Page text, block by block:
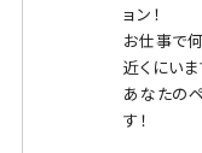
ョン！
お仕事で
近くにい
あなたの
す！